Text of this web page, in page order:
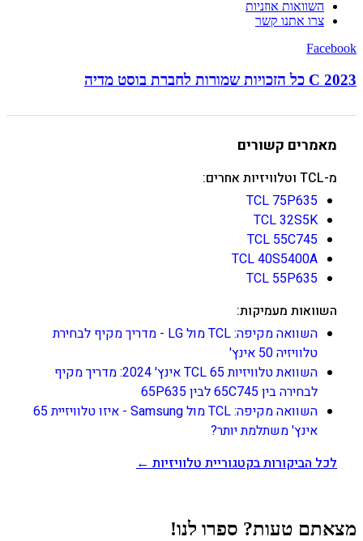
השוואות אוזניות
צרו אתנו קשר
Facebook
C 2023 כל הזכויות שמורות לחברת בוסט מדיה
מאמרים קשורים
מ-TCL וטלוויזיות אחרים:
TCL 75P635
TCL 32S5K
TCL 55C745
TCL 40S5400A
TCL 55P635
השוואות מעמיקות:
השוואה מקיפה: TCL מול LG - מדריך מקיף לבחירת
טלוויזיה 50 אינץ'
השוואת טלוויזיות TCL 65 אינץ' 2024: מדריך מקיף
לבחירה בין 65C745 לבין 65P635
השוואה מקיפה: TCL מול Samsung - איזו טלוויזיית 65
אינץ' משתלמת יותר?
לכל הביקורות בקטגוריית טלוויזיות ←
מצאתם טעות? ספרו לנו!